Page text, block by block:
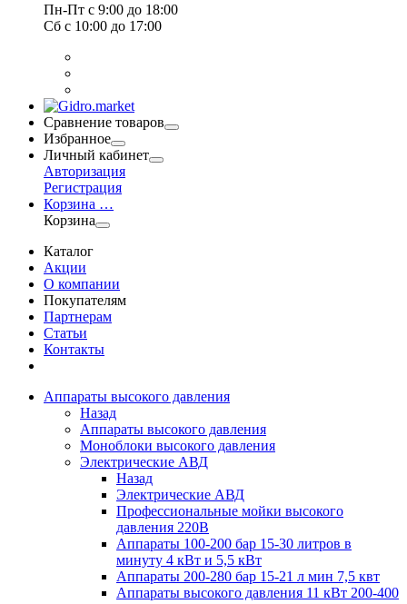
Пн-Пт с 9:00 до 18:00
Сб с 10:00 до 17:00
Сравнение товаров
Избранное
Личный кабинет
Авторизация
Регистрация
Корзина …
Корзина
Каталог
Акции
О компании
Покупателям
Партнерам
Статьи
Контакты
Аппараты высокого давления
Назад
Аппараты высокого давления
Моноблоки высокого давления
Электрические АВД
Назад
Электрические АВД
Профессиональные мойки высокого
давления 220В
Аппараты 100-200 бар 15-30 литров в
минуту 4 кВт и 5,5 кВт
Аппараты 200-280 бар 15-21 л мин 7,5 квт
Аппараты высокого давления 11 кВт 200-400